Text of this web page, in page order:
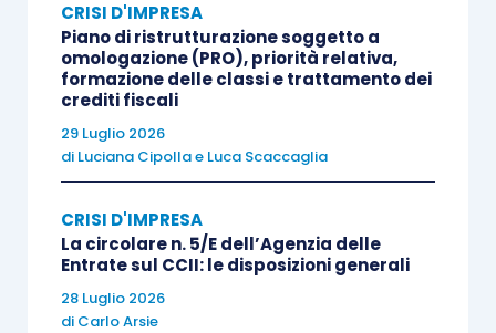
a 277).
In questa sede si evidenzianodue fondamentali
e rivoluzionarie novità
In primo luogo l’articolo 12, in tema di strumenti
di allerta, al comma 7 prevede che:
di allerta si applicano anche alleimprese agricole
alleimprese minori, compatibilmente con la loro
struttura organizzativa, ferma la
CRISI D'IMPRESA
Piano di ristrutturazione soggetto a
omologazione (PRO), priorità relativa,
formazione delle classi e trattamento dei
crediti fiscali
29 Luglio 2026
di Luciana Cipollae Luca Scaccaglia
CRISI D'IMPRESA
La circolare n. 5/E dell’Agenzia delle
Entrate sul CCII: le disposizioni generali
28 Luglio 2026
di Carlo Arsie